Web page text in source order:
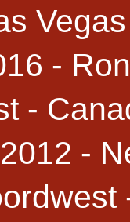
-
-
-